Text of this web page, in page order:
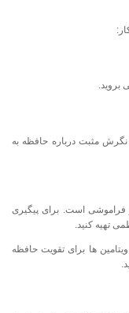
نگرش مثبت درباره حافظه به
فراموشی است. برای پیگیری
تهیه کنید.
ها برای تقویت حافظه